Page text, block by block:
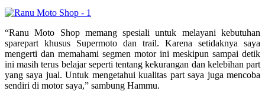
“Ranu Moto Shop memang spesiali untuk melayani kebutuhan
sparepart khusus Supermoto dan trail. Karena setidaknya saya
mengerti dan memahami segmen motor ini meskipun sampai detik
ini masih terus belajar seperti tentang kekurangan dan kelebihan part
yang saya jual. Untuk mengetahui kualitas part saya juga mencoba
sendiri di motor saya,” sambung Hammu.